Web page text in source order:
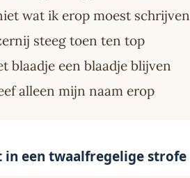
wat ik erop moest schrijven
steeg toen ten top
blaadje een blaadje blijven
alleen mijn naam erop
in een twaalfregelige strofe